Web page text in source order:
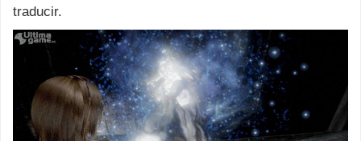
traducir.